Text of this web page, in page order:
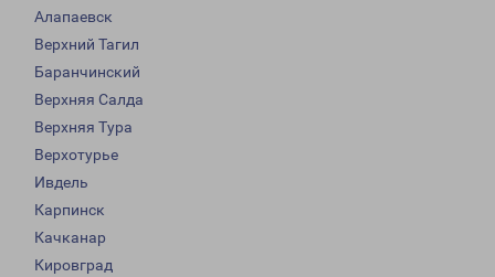
Алапаевск
Верхний Тагил
Баранчинский
Верхняя Салда
Верхняя Тура
Верхотурье
Ивдель
Карпинск
Качканар
Кировград